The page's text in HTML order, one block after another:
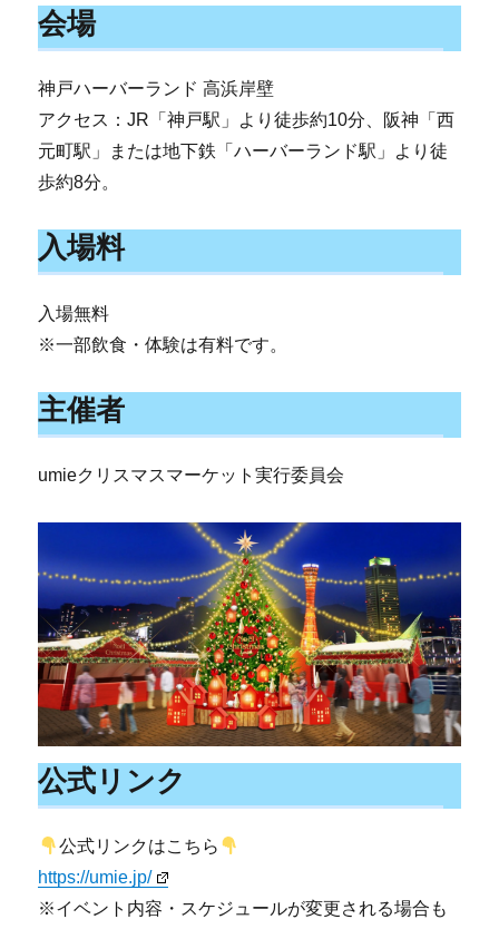
会場
神戸ハーバーランド 高浜岸壁
アクセス：JR「神戸駅」より徒歩約10分、阪神「西
元町駅」または地下鉄「ハーバーランド駅」より徒
歩約8分。
入場料
入場無料
※一部飲食・体験は有料です。
主催者
umieクリスマスマーケット実行委員会
公式リンク
公式リンクはこちら
https://umie.jp/
※イベント内容・スケジュールが変更される場合も